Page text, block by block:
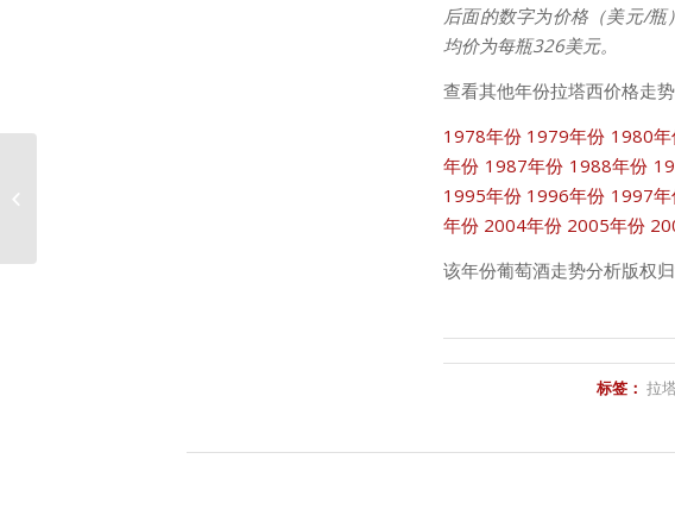
后面的数字为价格（美元/
均价为每瓶326美元。
查看其他年份拉塔西价格走势
1978年份 1979年份 1980年
年份 1987年份 1988年份
1995年份 1996年份 1997年
年份 2004年份 2005年份
该年份葡萄酒走势分析版权归
标签： 拉